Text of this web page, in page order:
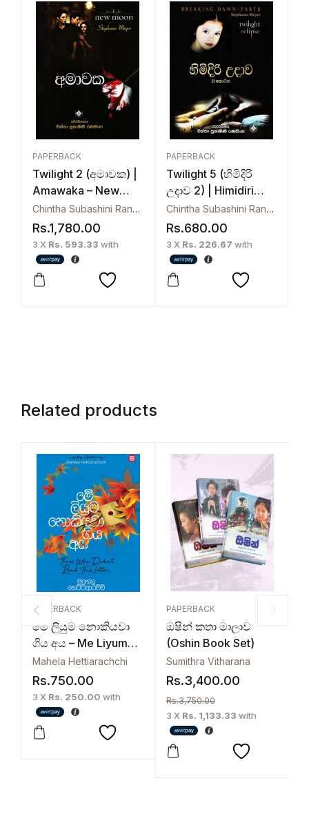
PAPERBACK
Twilight 2 (අමාවක) |
Amawaka – New
Moon
Chintha Subashini Ranasinghe
Rs.1,780.00
3 X Rs. 593.33 with
PAPERBACK
Twilight 5 (හිමිදිරි
උදාව 2) | Himidiri
Udawa 2 – Breaking
Dawn
Chintha Subashini Ranasinghe
Rs.680.00
3 X Rs. 226.67 with
Related products
PAPERBACK
මේ ලියුම නොකියවා
ගිය අය – Me Liyuma
Nokiyawa Giya Aya
Mahela Hettiarachchi
Rs.750.00
3 X Rs. 250.00 with
PAPERBACK
ඔෂින් කතා මාලාව
(Oshin Book Set)
Sumithra Vitharana
Rs.3,400.00
Rs.3,750.00
3 X Rs. 1,133.33 with